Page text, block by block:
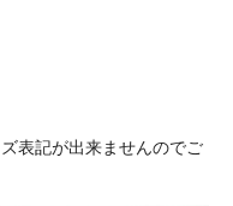
表記が出来ませんのでご